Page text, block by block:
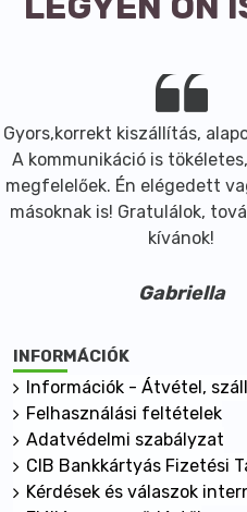
Gyors,korrekt kiszállítás,
A kommunikáció is
megfelelőek. Én elégedett
másoknak is! Gratulálok,
kívánok!
Gabriella
INFORMÁCIÓK
Információk - Átvétel,
Felhasználási feltételek
Adatvédelmi szabályzat
CIB Bankkártyás Fizetési
Kérdések és válaszok